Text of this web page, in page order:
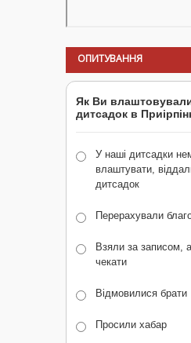
ОПИТУВАННЯ
Як Ви
дитсадок в
У наші дитсадки
влаштувати,
дитсадок
Перерахували
Взяли за записом,
чекати
Відмовилися брати
Просили хабар